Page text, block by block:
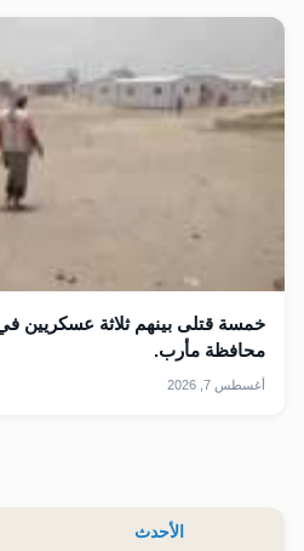
خمسة قتلى بينهم ثلاثة عسكريين
محافظة مأرب.
أغسطس 7, 2026
الأحدث